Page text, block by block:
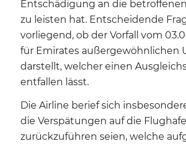
Entschädigung an die
zu leisten hat. Entscheidende
vorliegend, ob der Vorfall vom
für Emirates außergewöhnlichen
darstellt, welcher einen
entfallen lässt.
Die Airline berief sich
die Verspätungen auf die
zurückzuführen seien, welche